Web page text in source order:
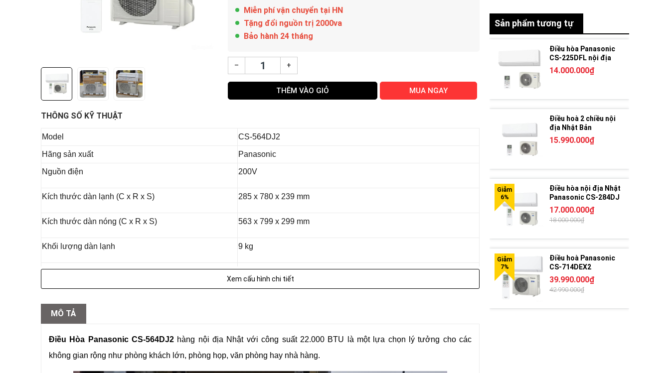
Miễn phí vận chuyển tại HN
Tặng đổi nguồn trị 2000va
Bảo hành 24 tháng
– +
THÊM VÀO GIỎ MUA NGAY
THÔNG SỐ KỸ THUẬT
Model CS-564DJ2
Hãng sản xuất Panasonic
Nguồn điện 200V
Kích thước dàn lạnh (C x R x S) 285 x 780 x 239 mm
Kích thước dàn nóng (C x R x S) 563 x 799 x 299 mm
Khối lượng dàn lạnh 9 kg
Khối lượng dàn nóng 37,5 kg
25 – 39 m²
Điện năng tiêu thụ (làm mát) 2.280 W (dao động từ 160 đến 2.630 W)
Xem cấu hình chi tiết
MÔ TẢ
Điều Hòa Panasonic CS-564DJ2 hàng nội địa Nhật với công suất 22.000 BTU là một lựa chọn lý tưởng cho các
không gian rộng như phòng khách lớn, phòng họp, văn phòng hay nhà hàng.
Sản phẩm tương tự
Điều hòa Panasonic
CS-225DFL nội địa
Nhật 2 chiều
14.000.000₫
Điều hoà 2 chiều nội
địa Nhật Bản
Panasonic CS-285DFL
15.990.000₫
Điều hòa nội địa Nhật
Panasonic CS-284DJ
17.000.000₫
18.000.000₫
Điều hoà Panasonic
CS-714DEX2
39.990.000₫
42.990.000₫